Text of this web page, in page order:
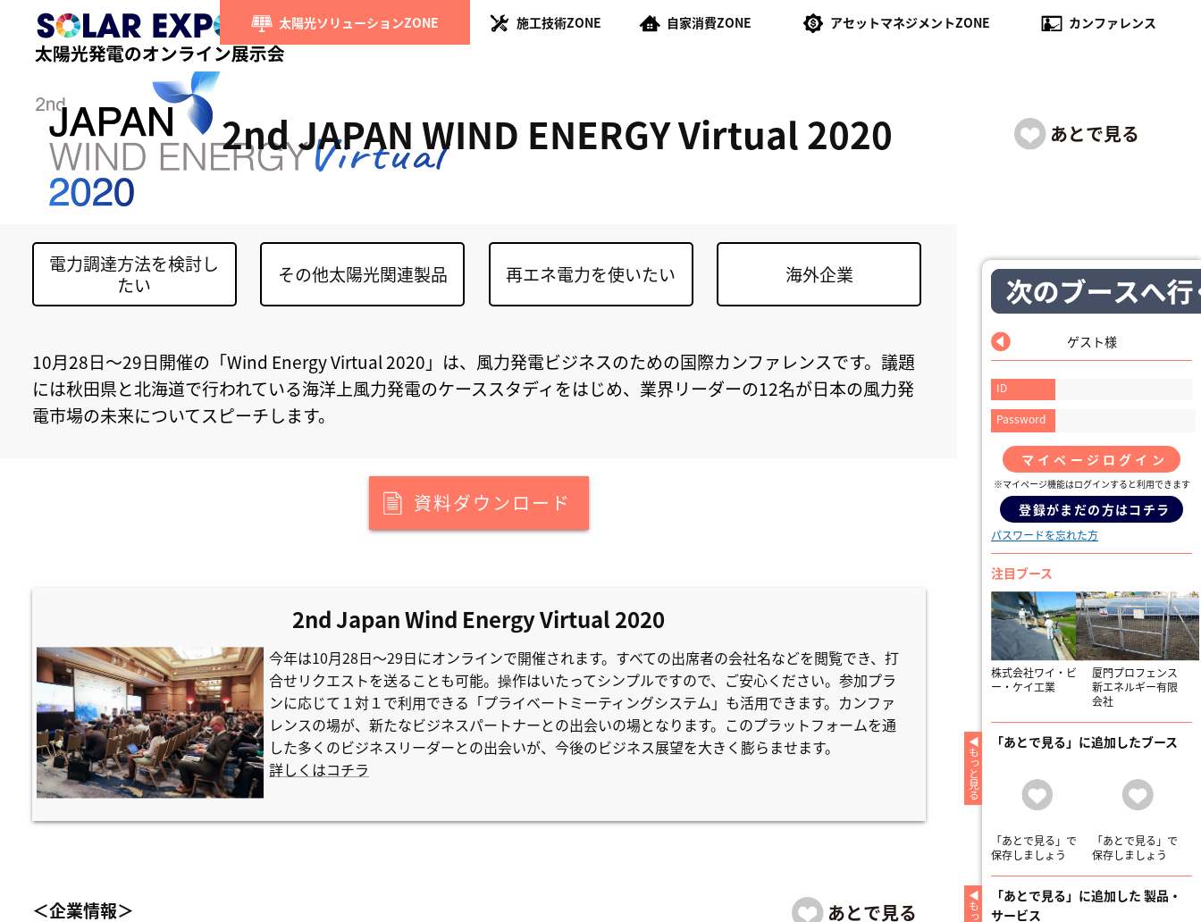
太陽光ソリューションZONE 施工技術ZONE 自家消費ZONE アセットマネジメントZONE カンファレンス
2nd JAPAN WIND ENERGY Virtual 2020
電力調達方法を検討し
たい
その他太陽光関連製品 再エネ電力を使いたい 海外企業
10月28日～29日開催の「Wind Energy Virtual 2020」は、風力発電ビジネスのための国際カンファレンスです。議題
には秋田県と北海道で行われている海洋上風力発電のケーススタディをはじめ、業界リーダーの12名が日本の風力発
電市場の未来についてスピーチします。
資料ダウンロード
2nd Japan Wind Energy Virtual 2020
今年は10月28日～29日にオンラインで開催されます。すべての出席者の会社名などを閲覧でき、打
合せリクエストを送ることも可能。操作はいたってシンプルですので、ご安心ください。参加プラ
ンに応じて１対１で利用できる「プライベートミーティングシステム」も活用できます。カンファ
レンスの場が、新たなビジネスパートナーとの出会いの場となります。このプラットフォームを通
した多くのビジネスリーダーとの出会いが、今後のビジネス展望を大きく膨らませます。
詳しくはコチラ
＜企業情報＞
ゲスト様
ID
Password
マイページログイン
※マイページ機能はログインすると利用できます
登録がまだの方はコチラ
パスワードを忘れた方
注目ブース
株式会社ワイ・ビ
ー・ケイ工業
厦門プロフェンス
新エネルギー有限
会社
「あとで見る」に追加したブース
「あとで見る」で
保存しましょう
「あとで見る」で
保存しましょう
もっと見る
「あとで見る」に追加した 製品・
サービス